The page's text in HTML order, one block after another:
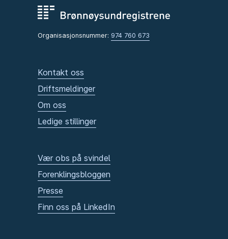
Organisasjonsnummer: 974 760 673
Kontakt oss
Driftsmeldinger
Om oss
Ledige stillinger
Vær obs på svindel
Forenklingsbloggen
Presse
Finn oss på LinkedIn